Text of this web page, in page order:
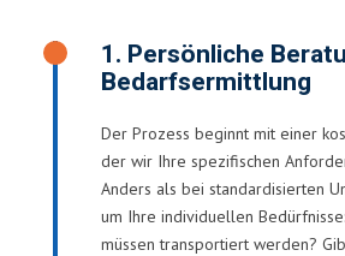
1. Persönliche
Bedarfsermittlung
Der Prozess beginnt mit einer
der wir Ihre spezifischen
Anders als bei standardisierten
um Ihre individuellen
müssen transportiert werden?